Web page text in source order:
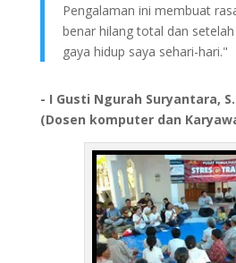
Pengalaman ini membuat
benar hilang total dan
gaya hidup saya sehari-hari."
- I Gusti Ngurah Suryantara,
(Dosen komputer dan